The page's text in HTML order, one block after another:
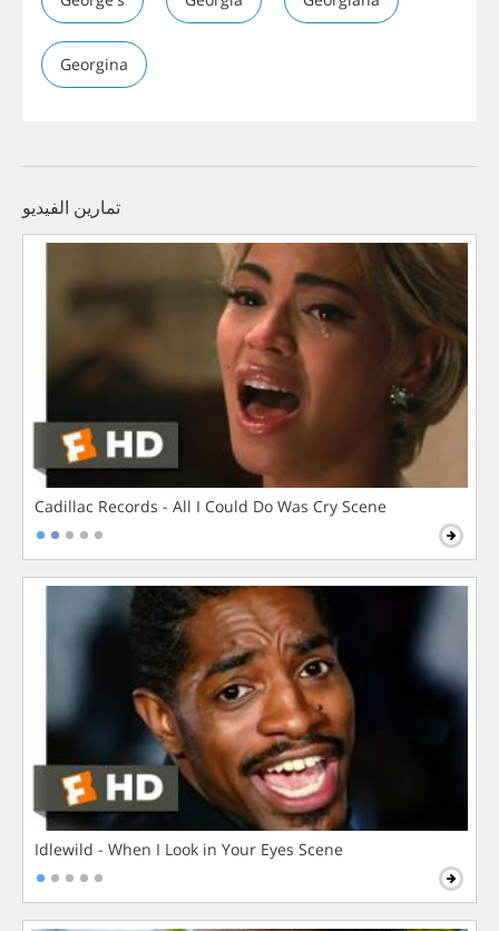
Georgina
تمارين الفيديو
Cadillac Records - All I Could Do Was Cry Scene
Idlewild - When I Look in Your Eyes Scene